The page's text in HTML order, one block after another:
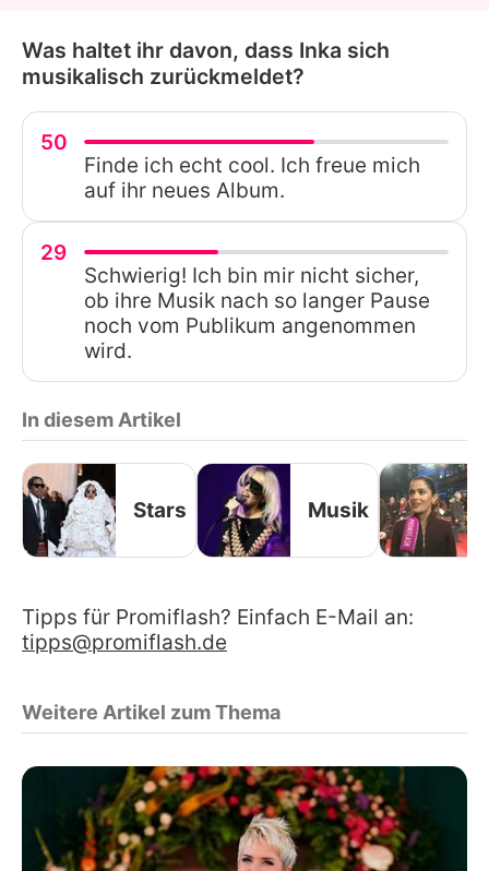
Was haltet ihr davon, dass Inka sich
musikalisch zurückmeldet?
50
Finde ich echt cool. Ich freue mich
auf ihr neues Album.
29
Schwierig! Ich bin mir nicht sicher,
ob ihre Musik nach so langer Pause
noch vom Publikum angenommen
wird.
In diesem Artikel
Stars Musik
Tipps für Promiflash? Einfach E-Mail an:
tipps@promiflash.de
Weitere Artikel zum Thema